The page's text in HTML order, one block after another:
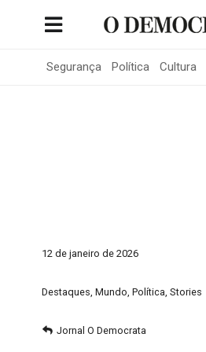
Segurança Política Cultura
12 de janeiro de 2026
Destaques, Mundo, Política, Stories
Jornal O Democrata